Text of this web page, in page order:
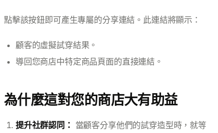
點擊該按鈕即可產生專屬的分享連結。此連結將顯示：
顧客的虛擬試穿結果。
導回您商店中特定商品頁面的直接連結。
為什麼這對您的商店大有助益
提升社群認同： 當顧客分享他們的試穿造型時，就等